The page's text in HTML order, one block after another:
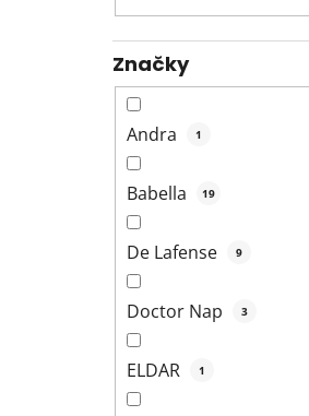
Značky
Andra 1
Babella 19
De Lafense 9
Doctor Nap 3
ELDAR 1